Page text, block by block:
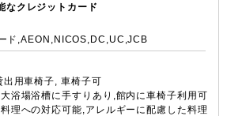
なクレジットカード
ド,AEON,NICOS,DC,UC,JCB
用車椅子, 車椅子可
浴場浴槽に手すりあり,館内に車椅子利用可
理への対応可能,アレルギーに配慮した料理